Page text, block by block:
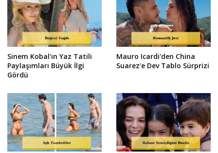
Sinem Kobal'ın Yaz Tatili
Paylaşımları Büyük İlgi
Gördü
Mauro Icardi'den China
Suarez'e Dev Tablo Sürprizi